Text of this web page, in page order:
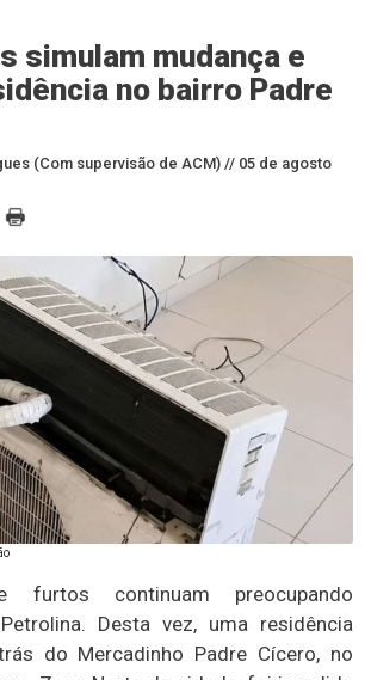
simulam mudança e
no bairro Padre
(Com supervisão de ACM) // 05 de agosto
continuam preocupando
Desta vez, uma residência
do Mercadinho Padre Cícero, no